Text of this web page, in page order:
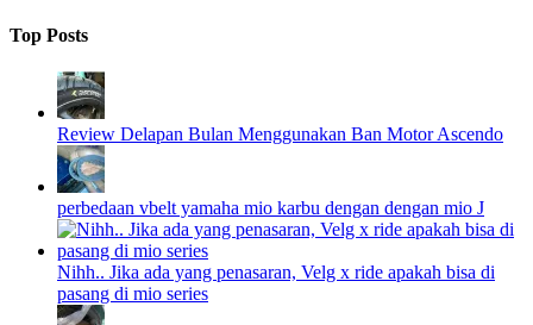
Top Posts
Review Delapan Bulan Menggunakan Ban Motor Ascendo
perbedaan vbelt yamaha mio karbu dengan dengan mio J
Nihh.. Jika ada yang penasaran, Velg x ride apakah bisa di
pasang di mio series